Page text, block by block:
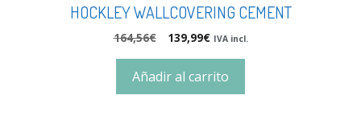
HOCKLEY WALLCOVERING CEMENT
164,56€ 139,99€ IVA incl.
Añadir al carrito